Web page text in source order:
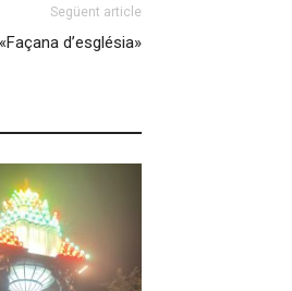
Següent article
d’església»